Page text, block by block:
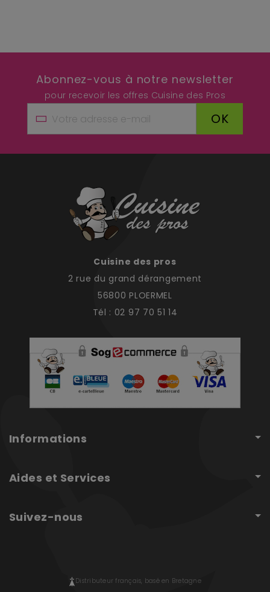
Abonnez-vous à notre newsletter
pour recevoir les offres Cuisine des Pros
OK
Cuisine des pros
2 rue du grand dérangement
56800 PLOERMEL
Tél : 02 97 70 51 14
Informations
Aides et Services
Suivez-nous
Distributeur français, basé en Bretagne